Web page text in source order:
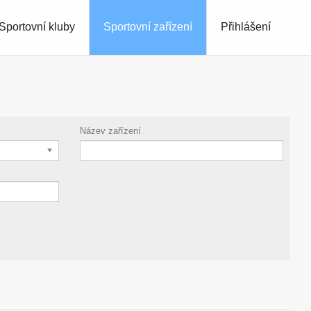
Přihlášení
Sportovní kluby Sportovní zařízení
Název zařízení